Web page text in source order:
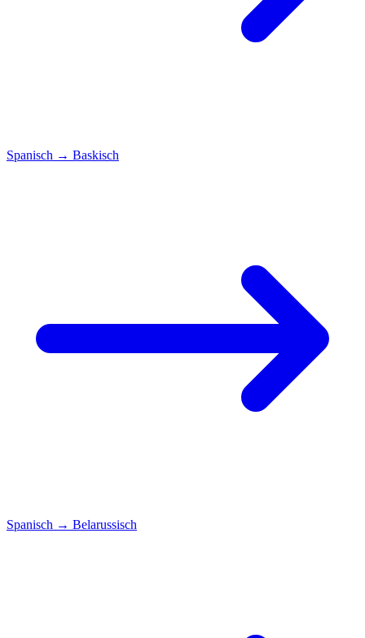
Spanisch → Baskisch
Spanisch → Belarussisch